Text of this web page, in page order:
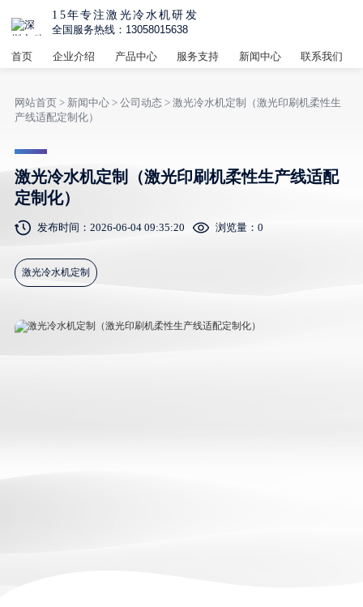
15年专注激光冷水机研发
全国服务热线：13058015638
首页 企业介绍 产品中心 服务支持 新闻中心 联系我们
网站首页> 新闻中心> 公司动态> 激光冷水机定制（激光印刷机柔性生
产线适配定制化）
激光冷水机定制（激光印刷机柔性生产线适配
定制化）
发布时间：2026-06-04 09:35:20 浏览量： 0
激光冷水机定制